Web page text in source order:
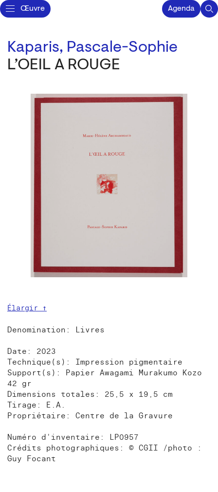
Œuvre Agenda
Kaparis, Pascale-Sophie
L’OEIL A ROUGE
Élargir ↑
Denomination: Livres
Date: 2023
Technique(s): Impression pigmentaire
Support(s): Papier Awagami Murakumo Kozo
42 gr
Dimensions totales: 25,5 x 19,5 cm
Tirage: E.A.
Propriétaire: Centre de la Gravure
Numéro d'inventaire: LP0957
Crédits photographiques: © CGII /photo :
Guy Focant